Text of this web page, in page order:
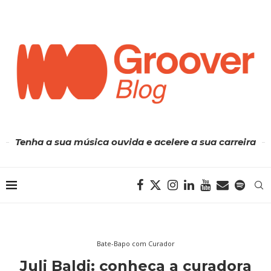
Tenha a sua música ouvida e acelere a sua carreira
Bate-Bapo com Curador
Juli Baldi: conheça a curadora